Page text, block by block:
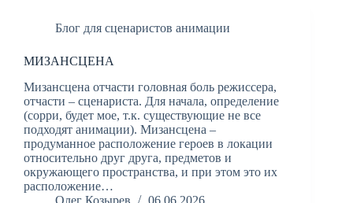
Блог для сценаристов анимации
МИЗАНСЦЕНА
Мизансцена отчасти головная боль режиссера,
отчасти – сценариста. Для начала, определение
(сорри, будет мое, т.к. существующие не все
подходят анимации). Мизансцена –
продуманное расположение героев в локации
относительно друг друга, предметов и
окружающего пространства, и при этом это их
расположение…